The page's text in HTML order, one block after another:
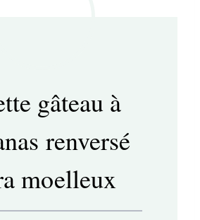
gâteau à
renversé
moelleux